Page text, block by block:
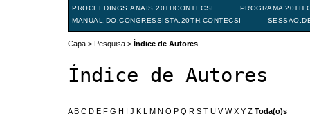
PROCEEDINGS.ANAIS.20THCONTECSI
PROGRAMA 20TH
MANUAL.DO.CONGRESSISTA.20TH.CONTECSI
Capa > Pesquisa > Índice de Autores
Índice de Autores
A B C D E F G H I J K L M N O P Q R S T U V W X Y Z Toda(o)s